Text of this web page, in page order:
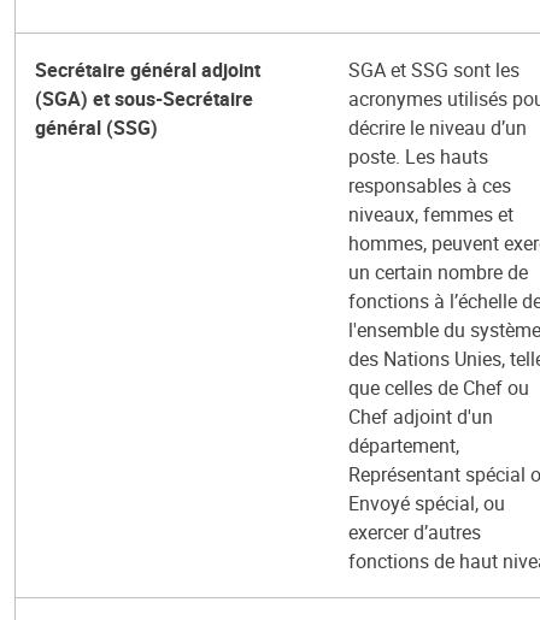
Secrétaire général adjoint
(SGA) et sous-Secrétaire
général (SSG)
SGA et SSG sont les
acronymes utilisés
décrire le niveau d’un
poste. Les hauts
responsables à ces
niveaux, femmes et
hommes, peuvent
un certain nombre de
fonctions à l’échelle
l'ensemble du système
des Nations Unies,
que celles de Chef ou
Chef adjoint d'un
département,
Représentant spécial
Envoyé spécial, ou
exercer d’autres
fonctions de haut